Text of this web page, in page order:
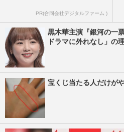
PR(合同会社デジタルファーム )
黒木華主演『銀河の一
ドラマに外れなし」の
宝くじ当たる人だけが